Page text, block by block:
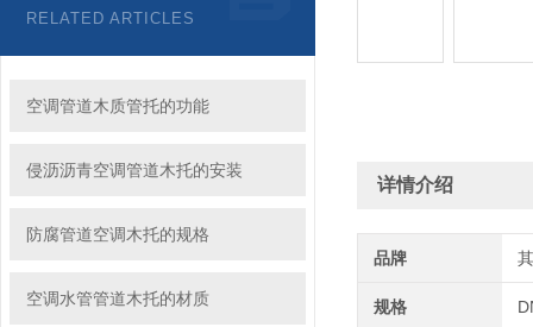
RELATED ARTICLES
空调管道木质管托的功能
侵沥沥青空调管道木托的安装
防腐管道空调木托的规格
空调水管管道木托的材质
详情介绍
品牌
规格